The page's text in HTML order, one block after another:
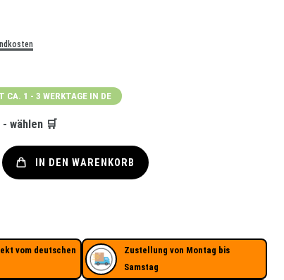
CA. 1 - 3 WERKTAGE IN DE
wählen 🛒
IN DEN WARENKORB
vom deutschen
Zustellung von Montag bis
Samstag